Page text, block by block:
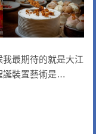
最期待的就是大江
誕裝置藝術是…